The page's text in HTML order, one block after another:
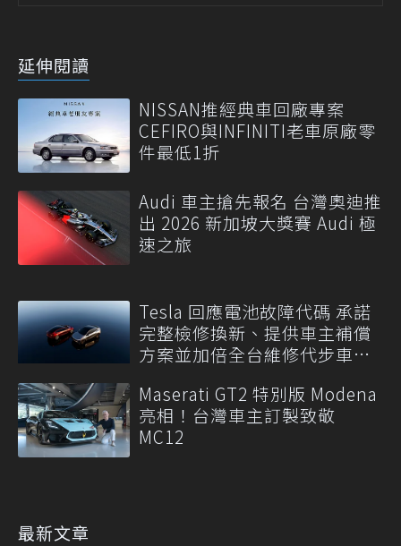
延伸閱讀
NISSAN推經典車回廠專案
CEFIRO與INFINITI老車原廠零
件最低1折
Audi 車主搶先報名 台灣奧迪推
出 2026 新加坡大獎賽 Audi 極
速之旅
Tesla 回應電池故障代碼 承諾
完整檢修換新、提供車主補償
方案並加倍全台維修代步車數
Maserati GT2 特別版 Modena
亮相！台灣車主訂製致敬
MC12
最新文章